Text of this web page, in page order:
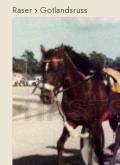
Raser › Gotlandsruss